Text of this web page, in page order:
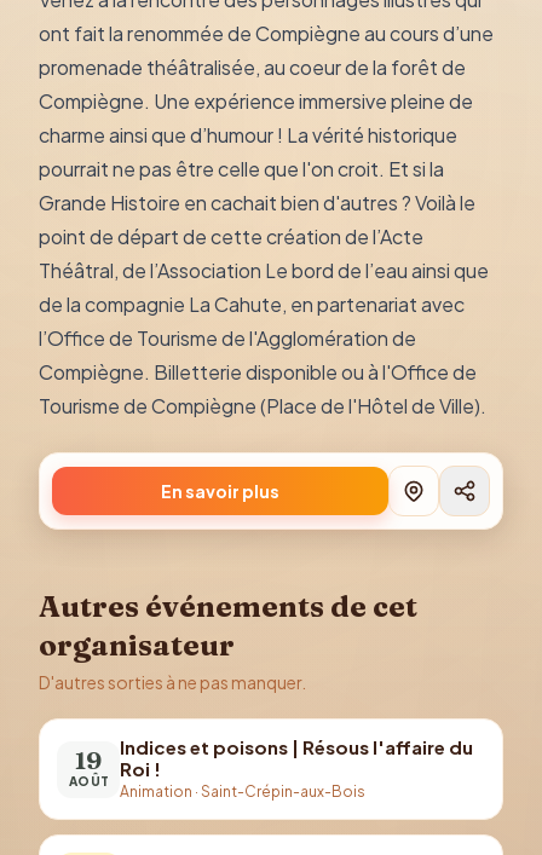
ont fait la renommée de Compiègne au cours d’une
promenade théâtralisée, au coeur de la forêt de
Compiègne. Une expérience immersive pleine de
charme ainsi que d’humour ! La vérité historique
pourrait ne pas être celle que l'on croit. Et si la
Grande Histoire en cachait bien d'autres ? Voilà le
point de départ de cette création de l’Acte
Théâtral, de l’Association Le bord de l’eau ainsi que
de la compagnie La Cahute, en partenariat avec
l’Office de Tourisme de l'Agglomération de
Compiègne. Billetterie disponible ou à l'Office de
Tourisme de Compiègne (Place de l'Hôtel de Ville).
En savoir plus
Autres événements de cet
organisateur
D'autres sorties à ne pas manquer.
19
AOÛT
Indices et poisons | Résous l'affaire du
Roi !
Animation · Saint-Crépin-aux-Bois